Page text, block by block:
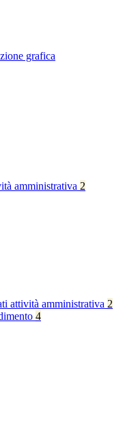
grafica
amministrativa 2
attività amministrativa 2
4